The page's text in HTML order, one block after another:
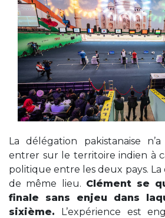
La délégation pakistanaise
entrer sur le territoire indien à
politique entre les deux pays.
de même lieu. Clément se
finale sans enjeu dans
sixième. L’expérience est